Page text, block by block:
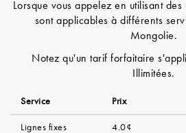
Lorsque vous appelez en utilisant
sont applicables à différents
Mongolie.
Notez qu'un tarif forfaitaire
Illimitées.
Service Prix
Lignes fixes 4.0¢